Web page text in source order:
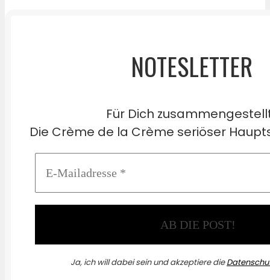
NOTESLETTER
Für Dich
Die Crème de la Crème seriöser
Ja, ich will dabei sein und akzeptiere die